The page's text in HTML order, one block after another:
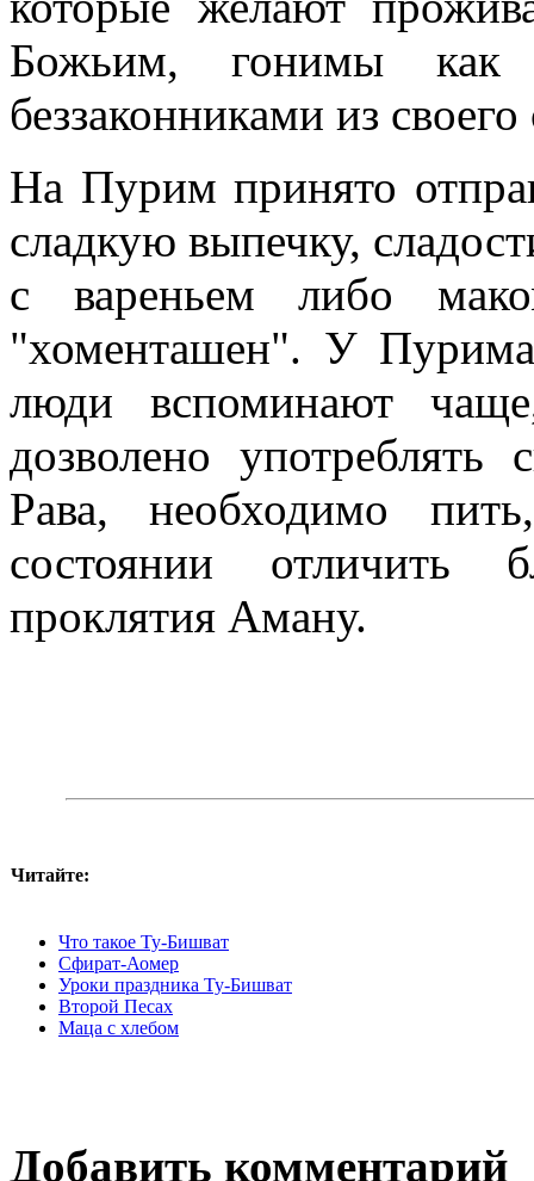
Божьим, гонимы
беззаконниками из
На Пурим принято
сладкую выпечку,
с вареньем либо
"хоменташен". У
люди вспоминают
дозволено употреблять
Рава, необходимо
состоянии отличить
проклятия Аману.
Читайте:
Что такое Ту-Бишват
Сфират-Аомер
Уроки праздника Ту-Бишват
Второй Песах
Маца с хлебом
Добавить комментарий